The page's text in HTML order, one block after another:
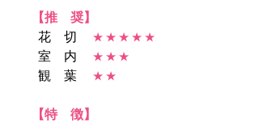
【推 奨】
花 切 ★ ★ ★ ★ ★
室 内 ★ ★ ★
観 葉 ★ ★
【特 徴】